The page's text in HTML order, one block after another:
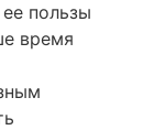
пользы
время